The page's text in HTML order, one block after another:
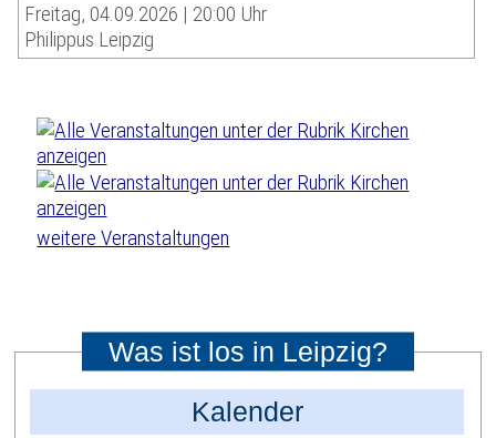
Freitag, 04.09.2026 | 20:00 Uhr
Philippus Leipzig
weitere Veranstaltungen
Was ist los in Leipzig?
Kalender